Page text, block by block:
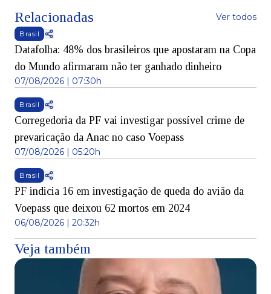
Relacionadas Ver todos
Brasil
Datafolha: 48% dos brasileiros que apostaram na Copa
do Mundo afirmaram não ter ganhado dinheiro
07/08/2026 | 07:30h
Brasil
Corregedoria da PF vai investigar possível crime de
prevaricação da Anac no caso Voepass
07/08/2026 | 05:20h
Brasil
PF indicia 16 em investigação de queda do avião da
Voepass que deixou 62 mortos em 2024
06/08/2026 | 20:32h
Veja também